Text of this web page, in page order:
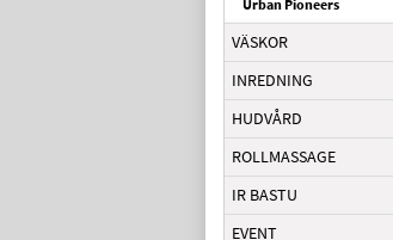
Urban Pioneers
VÄSKOR
INREDNING
HUDVÅRD
ROLLMASSAGE
IR BASTU
EVENT